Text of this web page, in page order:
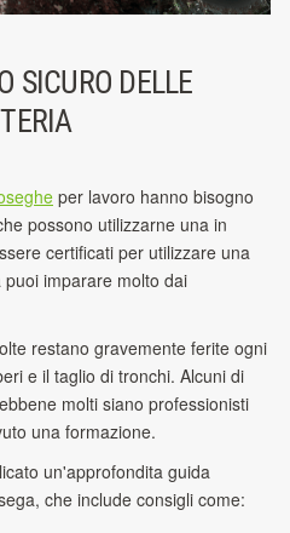
SICURO DELLE
per lavoro hanno bisogno
possono utilizzarne una in
certificati per utilizzare una
imparare molto dai
restano gravemente ferite ogni
e il taglio di tronchi. Alcuni di
molti siano professionisti
una formazione.
un'approfondita guida
che include consigli come: